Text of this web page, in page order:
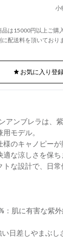
小
は15000円以上ご購
配送料を頂いており
お気に入り登
アンブレラは、
モデル。
様のキャノピー
な涼しさを保ち
トな設計で、日
：肌に有害な紫
い日差しやまぶし